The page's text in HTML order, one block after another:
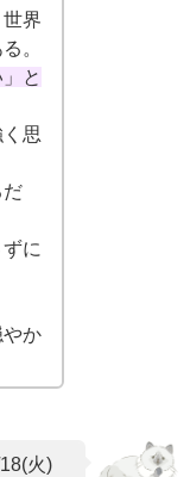
界
。
と
思
だ
に
か
火)